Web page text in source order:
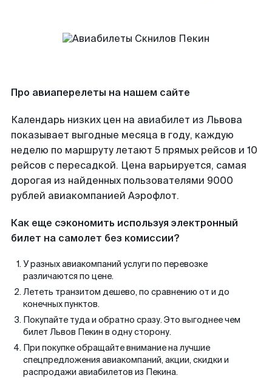
Про авиаперелеты на нашем сайте
Календарь низких цен на авиабилет из Львова
показывает выгодные месяца в году, каждую
неделю по маршруту летают 5 прямых рейсов и 10
рейсов с пересадкой. Цена варьируется, самая
дорогая из найденных пользователями 9000
рублей авиакомпанией Аэрофлот.
Как еще сэкономить используя электронный
билет на самолет без комиссии?
У разных авиакомпаний услуги по перевозке
различаются по цене.
Лететь транзитом дешево, по сравнению от и до
конечных пунктов.
Покупайте туда и обратно сразу. Это выгоднее чем
билет Львов Пекин в одну сторону.
При покупке обращайте внимание на лучшие
спецпредложения авиакомпаний, акции, скидки и
распродажи авиабилетов из Пекина.